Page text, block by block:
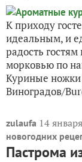
К приходу
идеальным, и
радость
морковью по
Куриные
Виноградов/
zulaufa 14
новогодних
Пастрома